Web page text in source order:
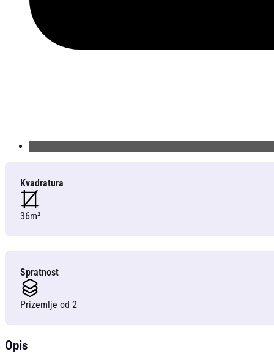
Kvadratura
36m²
Spratnost
Prizemlje od 2
Opis